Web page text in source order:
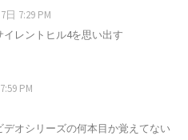
日 7:29 PM
レントヒル4を思い出す
PM
オシリーズの何本目か覚えてない